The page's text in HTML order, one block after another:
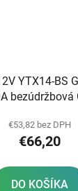
YTX14-BS
bezúdržbová
aktivovaná vo
€53,82 bez DPH
€66,20
DO KOŠÍKA